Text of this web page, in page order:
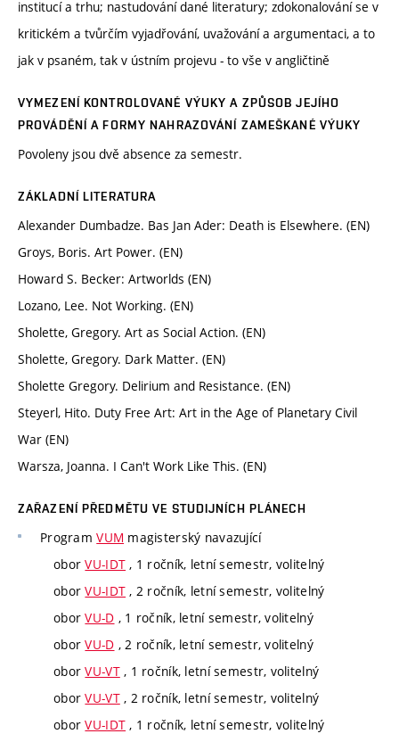
institucí a trhu; nastudování dané literatury; zdokonalování se v
kritickém a tvůrčím vyjadřování, uvažování a argumentaci, a to
jak v psaném, tak v ústním projevu - to vše v angličtině
VYMEZENÍ KONTROLOVANÉ VÝUKY A ZPŮSOB JEJÍHO
PROVÁDĚNÍ A FORMY NAHRAZOVÁNÍ ZAMEŠKANÉ VÝUKY
Povoleny jsou dvě absence za semestr.
ZÁKLADNÍ LITERATURA
Alexander Dumbadze. Bas Jan Ader: Death is Elsewhere. (EN)
Groys, Boris. Art Power. (EN)
Howard S. Becker: Artworlds (EN)
Lozano, Lee. Not Working. (EN)
Sholette, Gregory. Art as Social Action. (EN)
Sholette, Gregory. Dark Matter. (EN)
Sholette Gregory. Delirium and Resistance. (EN)
Steyerl, Hito. Duty Free Art: Art in the Age of Planetary Civil
War (EN)
Warsza, Joanna. I Can't Work Like This. (EN)
ZAŘAZENÍ PŘEDMĚTU VE STUDIJNÍCH PLÁNECH
ProgramVUM magisterský navazující
oborVU-IDT , 1 ročník, letní semestr, volitelný
oborVU-IDT , 2 ročník, letní semestr, volitelný
oborVU-D , 1 ročník, letní semestr, volitelný
oborVU-D , 2 ročník, letní semestr, volitelný
oborVU-VT, 1 ročník, letní semestr, volitelný
oborVU-VT, 2 ročník, letní semestr, volitelný
oborVU-IDT , 1 ročník, letní semestr, volitelný